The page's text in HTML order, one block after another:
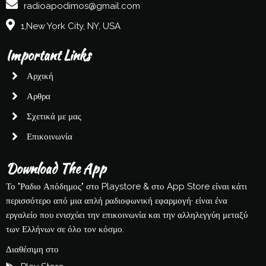
radioapodimos@gmail.com
1,New York City, NY, USA
Important Links
Αρχική
Αρθρα
Σχετικά με μας
Επικοινωνία
Download The App
Το "Ραδιο Απόδημος" στο Playstore & στο App Store είναι κάτι
περισσότερο από μια απλή ραδιοφωνική εφαρμογή· είναι ένα
εργαλείο που ενισχύει την επικοινωνία και την αλληλεγγύη μεταξύ
των Ελλήνων σε όλο τον κόσμο.
Διαθέσιμη στο